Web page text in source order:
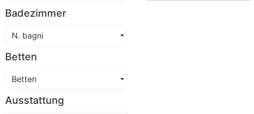
Badezimmer
N. bagni
Betten
Betten
Ausstattung